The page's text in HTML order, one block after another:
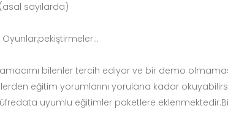
sayılarda)
bilenler tercih ediyor ve bir demo
eğitim yorumlarını yorulana kadar
uyumlu eğitimler paketlere